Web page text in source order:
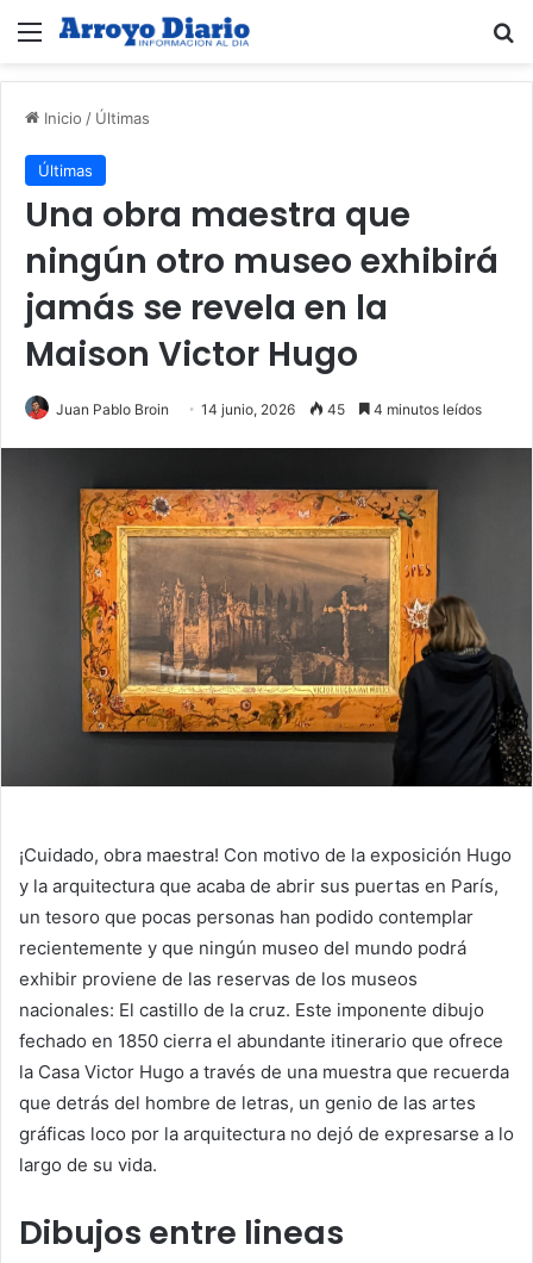
Menú
Inicio / Últimas
Últimas
Una obra maestra que
ningún otro museo exhibirá
jamás se revela en la
Maison Victor Hugo
Juan Pablo Broin 14 junio, 2026 45 4 minutos leídos
¡Cuidado, obra maestra! Con motivo de la exposición Hugo
y la arquitectura que acaba de abrir sus puertas en París,
un tesoro que pocas personas han podido contemplar
recientemente y que ningún museo del mundo podrá
exhibir proviene de las reservas de los museos
nacionales: El castillo de la cruz. Este imponente dibujo
fechado en 1850 cierra el abundante itinerario que ofrece
la Casa Victor Hugo a través de una muestra que recuerda
que detrás del hombre de letras, un genio de las artes
gráficas loco por la arquitectura no dejó de expresarse a lo
largo de su vida.
Dibujos entre lineas